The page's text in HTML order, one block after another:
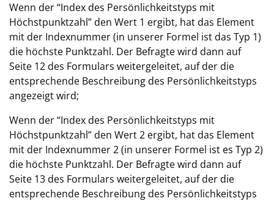
Wenn der “Index des Persönlichkeitstyps mit
Höchstpunktzahl” den Wert 1 ergibt, hat das Element
mit der Indexnummer (in unserer Formel ist das Typ 1)
die höchste Punktzahl. Der Befragte wird dann auf
Seite 12 des Formulars weitergeleitet, auf der die
entsprechende Beschreibung des Persönlichkeitstyps
angezeigt wird;
Wenn der “Index des Persönlichkeitstyps mit
Höchstpunktzahl” den Wert 2 ergibt, hat das Element
mit der Indexnummer 2 (in unserer Formel ist es Typ 2)
die höchste Punktzahl. Der Befragte wird dann auf
Seite 13 des Formulars weitergeleitet, auf der die
entsprechende Beschreibung des Persönlichkeitstyps